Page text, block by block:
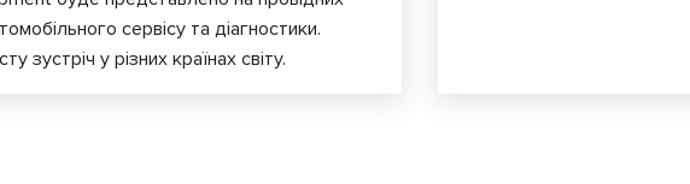
сервісу та діагностики.
зустріч у різних країнах світу.